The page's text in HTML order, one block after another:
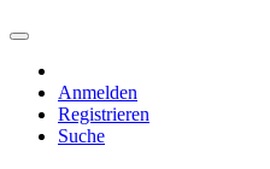
Anmelden
Registrieren
Suche